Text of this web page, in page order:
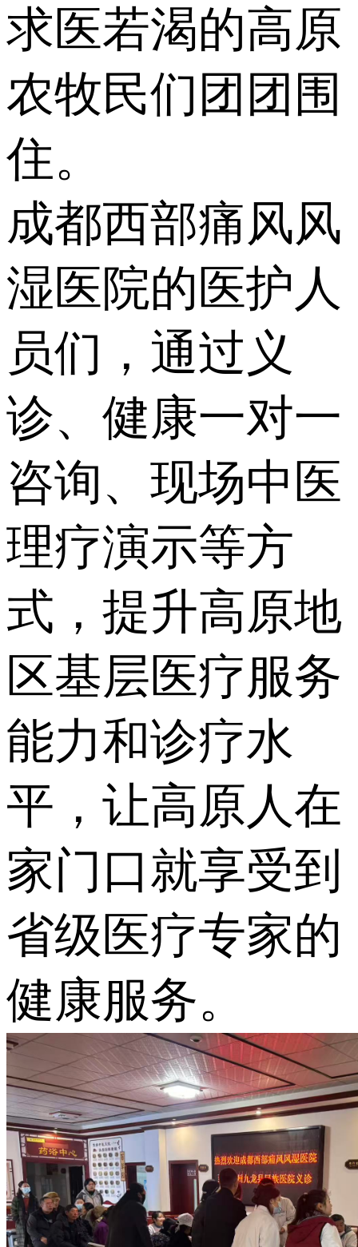
求医若渴的高原
农牧民们团团围
住。
成都西部痛风风
湿医院的医护人
员们，通过义
诊、健康一对一
咨询、现场中医
理疗演示等方
式，提升高原地
区基层医疗服务
能力和诊疗水
平，让高原人在
家门口就享受到
省级医疗专家的
健康服务。